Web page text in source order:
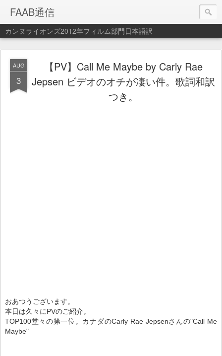
FAAB通信
カンヌライオンズ2012年フィルム部門日本語訳
AUG
3
【PV】Call Me Maybe by Carly Rae
Jepsen ビデオのオチが凄い件。歌詞和訳
つき。
おあつうございます。
本日は久々にPVのご紹介。
TOP100堂々の第一位。カナダのCarly Rae Jepsenさんの"Call Me
Maybe"